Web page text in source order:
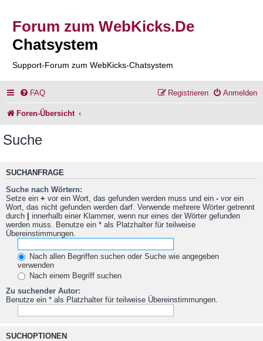
Forum zum WebKicks.De
Chatsystem
Support-Forum zum WebKicks-Chatsystem
FAQ Anmelden
Registrieren
Foren-Übersicht
Suche
SUCHANFRAGE
Suche nach Wörtern:
Setze ein + vor ein Wort, das gefunden werden muss und ein - vor ein
Wort, das nicht gefunden werden darf. Verwende mehrere Wörter getrennt
durch | innerhalb einer Klammer, wenn nur eines der Wörter gefunden
werden muss. Benutze ein * als Platzhalter für teilweise
Übereinstimmungen.
Nach allen Begriffen suchen oder Suche wie angegeben
verwenden
Nach einem Begriff suchen
Zu suchender Autor:
Benutze ein * als Platzhalter für teilweise Übereinstimmungen.
SUCHOPTIONEN